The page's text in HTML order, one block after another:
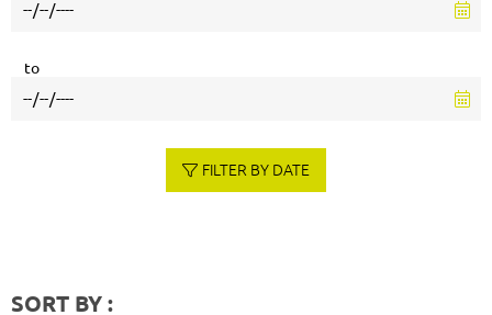
to
FILTER BY DATE
SORT BY :